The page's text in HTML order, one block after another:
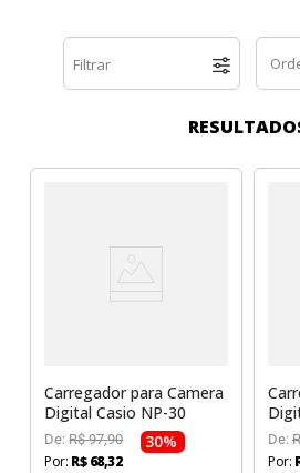
Samsung
Toshiba
Semp Toshiba
Toshiba
SSD M.2 NVME
Filtrar
Carregador para Camera
Digital Casio NP-30
De:R$ 97,90 30%
Por: R$ 68,32
De:
Por: